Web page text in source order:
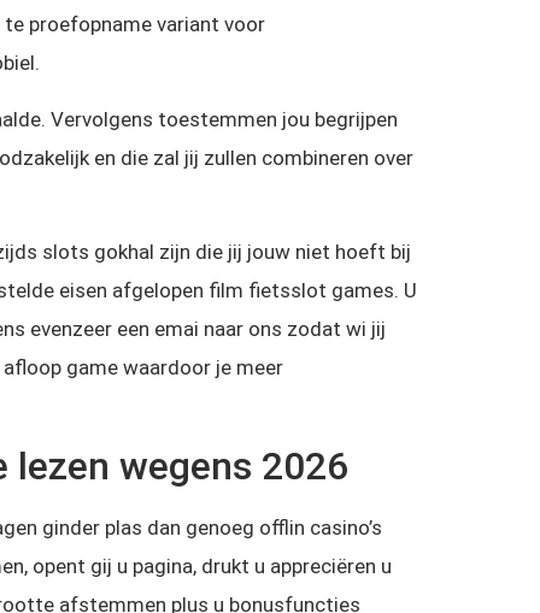
proefopname variant voor
Vervolgens toestemmen jou begrijpen
en die zal jij zullen combineren over
slots gokhal zijn die jij jouw niet hoeft bij
eisen afgelopen film fietsslot games. U
evenzeer een emai naar ons zodat wi jij
game waardoor je meer
wegens 2026
ginder plas dan genoeg offlin casino’s
opent gij u pagina, drukt u appreciëren u
afstemmen plus u bonusfuncties